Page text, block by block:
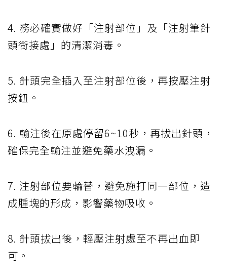
4. 務必確實做好「注射部位」及「注射筆針
頭銜接處」的清潔消毒。
5. 針頭完全插入至注射部位後，再按壓注射
按鈕。
6. 輸注後在原處停留6~10秒，再拔出針頭，
確保完全輸注並避免藥水洩漏。
7. 注射部位要輪替，避免施打同一部位，造
成腫塊的形成，影響藥物吸收。
8. 針頭拔出後，輕壓注射處至不再出血即
可。